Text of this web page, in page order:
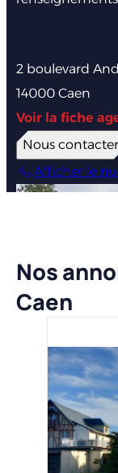
2 boulevard
14000 Caen
Voir la fiche
Nous contacter
Afficher le
Nos
Caen